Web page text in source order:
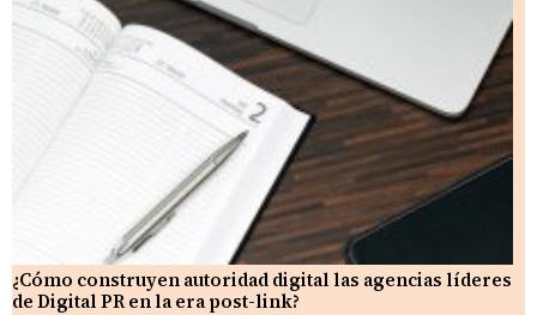
¿Cómo construyen autoridad digital las agencias líderes
de Digital PR en la era post-link?